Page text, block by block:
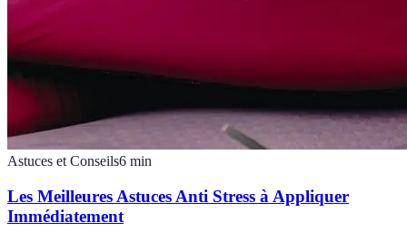
Astuces et Conseils6 min
Les Meilleures Astuces Anti Stress à Appliquer
Immédiatement